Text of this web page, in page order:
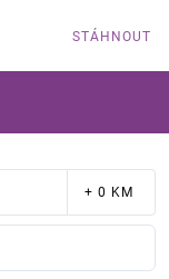
STÁHNOUT
+ 0 KM